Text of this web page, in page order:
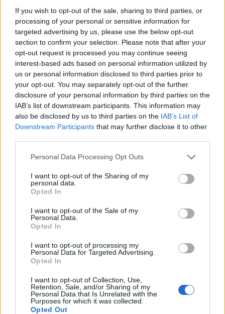
If you wish to opt-out of the sale, sharing to third parties, or
processing of your personal or sensitive information for
targeted advertising by us, please use the below opt-out
section to confirm your selection. Please note that after your
opt-out request is processed you may continue seeing
interest-based ads based on personal information utilized by
us or personal information disclosed to third parties prior to
your opt-out. You may separately opt-out of the further
disclosure of your personal information by third parties on the
IAB’s list of downstream participants. This information may
also be disclosed by us to third parties on the IAB’s List of
Downstream Participants that may further disclose it to other
Personal Data Processing Opt Outs
I want to opt-out of the Sharing of my
personal data.
Opted In
I want to opt-out of the Sale of my
Personal Data.
Opted In
I want to opt-out of processing my
Personal Data for Targeted Advertising.
Opted In
I want to opt-out of Collection, Use,
Retention, Sale, and/or Sharing of my
Personal Data that Is Unrelated with the
Purposes for which it was collected.
Opted Out